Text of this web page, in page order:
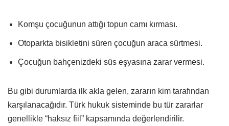
Komşu çocuğunun attığı topun camı kırması.
Otoparkta bisikletini süren çocuğun araca sürtmesi.
Çocuğun bahçenizdeki süs eşyasına zarar vermesi.
Bu gibi durumlarda ilk akla gelen, zararın kim tarafından
karşılanacağıdır. Türk hukuk sisteminde bu tür zararlar
genellikle “haksız fiil” kapsamında değerlendirilir.